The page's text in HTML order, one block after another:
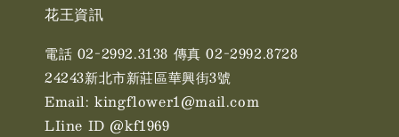
花王資訊
電話 02-2992.3138 傳真 02-2992.8728
24243新北市新莊區華興街3號
Email: kingflower1@mail.com
LIine ID @kf1969